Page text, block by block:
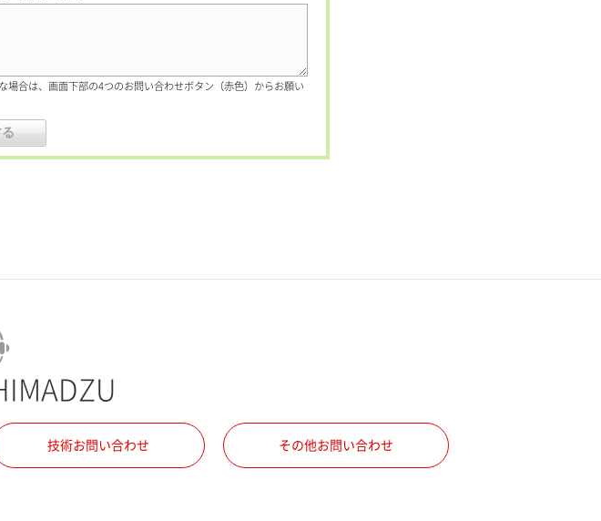
場合は、画面下部の4つのお問い合わせボタン（赤色）からお願い
技術お問い合わせ その他お問い合わせ